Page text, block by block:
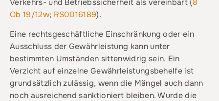
Ob 19/12w; RS0016189).
Eine rechtsgeschäftliche Einschränkung oder ein
Ausschluss der Gewährleistung kann unter
bestimmten Umständen sittenwidrig sein. Ein
Verzicht auf einzelne Gewährleistungsbehelfe ist
grundsätzlich zulässig, wenn die Mängel auch dann
noch ausreichend sanktioniert bleiben. Wurde die